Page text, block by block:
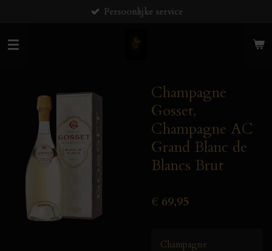
naar
de
Persoonlijke service
Champagne
Gosset,
Champagne AC
Grand Blanc de
Blancs Brut
€ 69,95
Champagne